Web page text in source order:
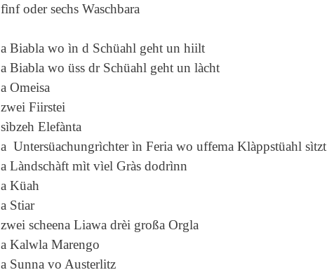
fìnf oder sechs Waschbara
a Biabla wo ìn d Schüahl geht un hiilt
a Biabla wo üss dr Schüahl geht un làcht
a Omeisa
zwei Fiirstei
sìbzeh Elefànta
a Untersüachungrìchter ìn Feria wo uffema Klàppstüahl sìtzt
a Làndschàft mìt vìel Gràs dodrìnn
a Küah
a Stiar
zwei scheena Liawa drèi großa Orgla
a Kalwla Marengo
a Sunna vo Austerlitz